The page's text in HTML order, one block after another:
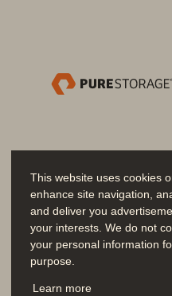
This website uses cookies
enhance site navigation,
and deliver you
your interests. We do not
your personal information
purpose.
Learn more
Únase a la